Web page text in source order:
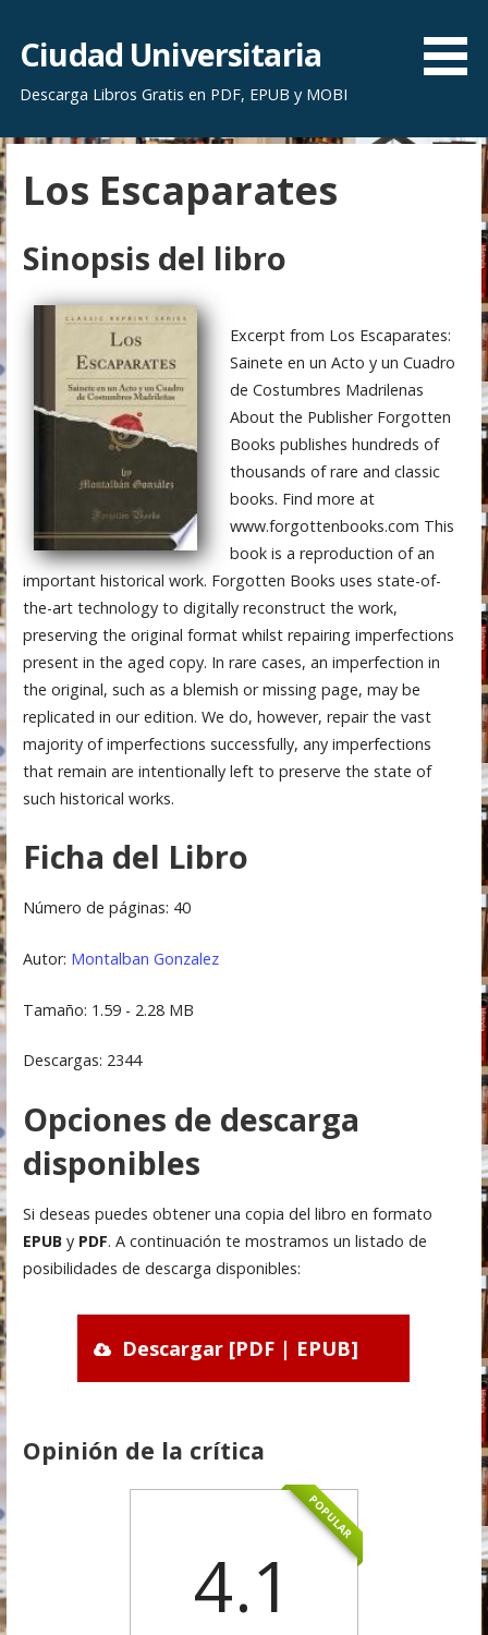
r
a
l
c
o
n
e
n
i
d
o
Ciudad Universitaria
Descarga Libros Gratis en PDF, EPUB y MOBI
Los Escaparates
Sinopsis del libro
Excerpt from Los Escaparates:
Sainete en un Acto y un Cuadro
de Costumbres Madrilenas
About the Publisher Forgotten
Books publishes hundreds of
thousands of rare and classic
books. Find more at
www.forgottenbooks.com This
book is a reproduction of an
important historical work. Forgotten Books uses state-of-
the-art technology to digitally reconstruct the work,
preserving the original format whilst repairing imperfections
present in the aged copy. In rare cases, an imperfection in
the original, such as a blemish or missing page, may be
replicated in our edition. We do, however, repair the vast
majority of imperfections successfully, any imperfections
that remain are intentionally left to preserve the state of
such historical works.
Ficha del Libro
Número de páginas: 40
Autor: Montalban Gonzalez
Tamaño: 1.59 - 2.28 MB
Descargas: 2344
Opciones de descarga
disponibles
Si deseas puedes obtener una copia del libro en formato
EPUBy PDF. A continuación te mostramos un listado de
posibilidades de descarga disponibles:
Descargar [PDF | EPUB]
Opinión de la crítica
POPULAR
4.1